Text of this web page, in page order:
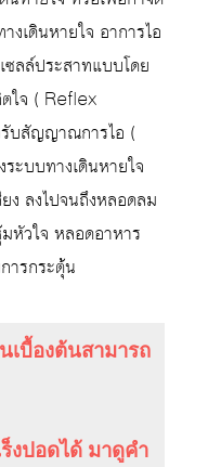
เดินหายใจ อาการไอ
ซลล์ประสาทแบบโดย
ใจ ( Reflex
บสัญญาณการไอ (
ะบบทางเดินหายใจ
ง ลงไปจนถึงหลอดลม
หัวใจ หลอดอาหาร
ารกระตุ้น
เบื้องต้นสามารถ
งปอดได้ มาดูคำ